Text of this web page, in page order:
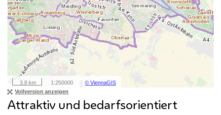
Attraktiv und bedarfsorientiert